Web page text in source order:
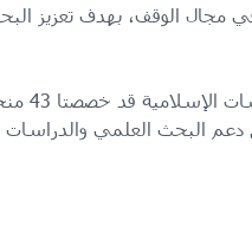
الوقف، بهدف تعزيز
دعم البحث العلمي